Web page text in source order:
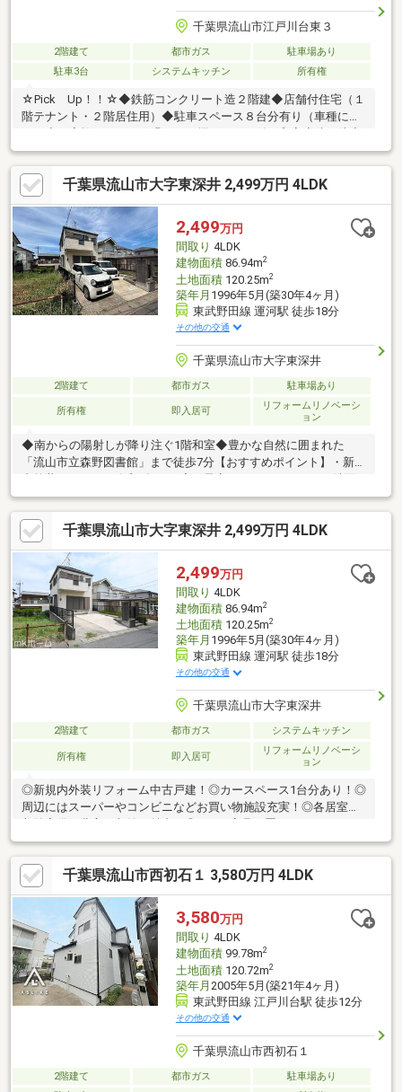
千葉県流山市江戸川台東３
2階建て 都市ガス
駐車場あり
駐車3台
システムキッチン 所有権
☆Pick Up！！☆◆鉄筋コンクリート造２階建◆店舗付住宅（１
階テナント・２階居住用）◆駐車スペース８台分有り（車種によ
に優れた二重窓～ご見学希望の場合は～「当社へのご来場」・
「ご自宅への送迎」・「現地付近でのお待ち合わせ」お客様のご
都合に合わせた対応を致します！まずはお気軽にお問合せくださ
い。
千葉県流山市大字東深井 2,499万円 4LDK
2,499万円
間取り 4LDK
建物面積86.94m2
土地面積120.25m2
築年月 1996年5月(築30年4ヶ月)
東武野田線 運河駅 徒歩18分
その他の交通
千葉県流山市大字東深井
2階建て 都市ガス 駐車場あり
所有権 即入居可
リフォームリノベーシ
ョン
◆南からの陽射しが降り注ぐ1階和室◆豊かな自然に囲まれた
「流山市立森野図書館」まで徒歩7分【おすすめポイント】・新規
化粧台 交換 - クロス貼替、フロアタイル貼り - 外壁、屋根 塗
装 など・すべての居室に収納スペースがあります・最寄りのス
ーパーまで徒歩10分・パパ、ママ安心♪「小学校まで徒歩10分以
内」◆◇ご案内・詳細資料のご請求はお気軽にどうぞ◇◆TEL：
047-362-0888-----------ローンの事なら【住宅ローンに強い】アスラ
イクまで♪【無料のFP相談】も好評実施中！
千葉県流山市大字東深井 2,499万円 4LDK
2,499万円
間取り 4LDK
建物面積86.94m2
土地面積120.25m2
築年月 1996年5月(築30年4ヶ月)
東武野田線 運河駅 徒歩18分
その他の交通
千葉県流山市大字東深井
2階建て 都市ガス システムキッチン
所有権 即入居可
リフォームリノベーシ
ョン
◎新規内外装リフォーム中古戸建！◎カースペース1台分あり！◎
周辺にはスーパーやコンビニなどお買い物施設充実！◎各居室に
る広さ！家族団らんの時間をゆったり過ごすことができますね！
◎対面キッチンからはリビング・ダイニングが見渡せるのでお子
様の様子を見守りながら料理ができます。 【リフォーム内容】・
お風呂新品・トイレ新品・洗面台新品・外壁塗装・屋根塗装・ク
ロス張替え・コンロ新品・フロアタイル貼り・室内クリーニン
グ・クッションフロア張替え・白蟻点検・給湯器交換
千葉県流山市西初石１ 3,580万円 4LDK
3,580万円
間取り 4LDK
建物面積99.78m2
土地面積120.72m2
築年月 2005年5月(築21年4ヶ月)
東武野田線 江戸川台駅 徒歩12分
その他の交通
千葉県流山市西初石１
2階建て 都市ガス
駐車場あり